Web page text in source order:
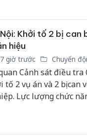
Khởi tố 2 bị can
hiệu
giờ trước Chuyển
Cảnh sát điều
tố 2 vụ án và 2 bị can
Lực lượng chức